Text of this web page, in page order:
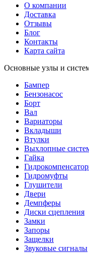
О компании
Доставка
Отзывы
Блог
Контакты
Карта сайта
Основные узлы и
Бампер
Бензонасос
Борт
Вал
Вариаторы
Вкладыши
Втулки
Выхлопные
Гайка
Гидромуфты
Глушители
Двери
Демпферы
Диски сцепления
Замки
Запоры
Защелки
Звуковые сигналы